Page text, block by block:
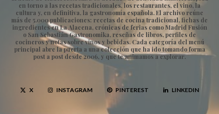
en torno a las recetas tradicionales, los restaurantes, el vino, la
cultura y, en definitiva, la gastronomía española. El archivo reúne
más de 5.000 publicaciones: recetas de cocina tradicional, fichas de
ingredientes en La Alacena, crónicas de ferias como Madrid Fusión
o San Sebastián Gastronomika, reseñas de libros, perfiles de
cocineros y notas sobre vinos y bebidas. Cada categoría del menú
principal abre la puerta a una colección que ha ido tomando forma
post a post desde 2006, y que te animamos a explorar.
X INSTAGRAM PINTEREST LINKEDIN